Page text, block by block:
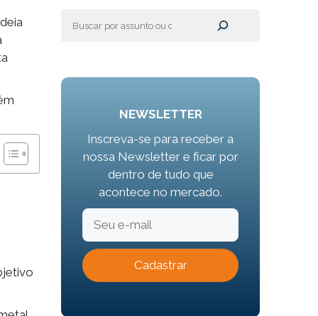
NEWSLETTER
Inscreva-se para receber a
nossa Newsletter e ficar por
dentro de tudo que
acontece no mercado.